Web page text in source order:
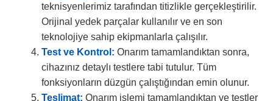
teknisyenlerimiz tarafından titizlikle gerçekleştirilir.
Orijinal yedek parçalar kullanılır ve en son
teknolojiye sahip ekipmanlarla çalışılır.
Test ve Kontrol: Onarım tamamlandıktan sonra,
cihazınız detaylı testlere tabi tutulur. Tüm
fonksiyonların düzgün çalıştığından emin olunur.
Teslimat: Onarım işlemi tamamlandıktan ve testler